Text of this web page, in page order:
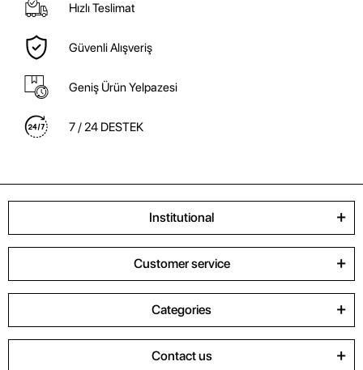
Hızlı Teslimat
Güvenli Alışveriş
Geniş Ürün Yelpazesi
7 / 24 DESTEK
Institutional
Customer service
Categories
Contact us